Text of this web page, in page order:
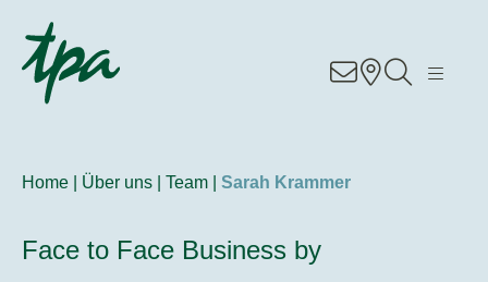
Knowhow
Branchen
Über Uns
Home | Über uns | Team | Sarah Krammer
Face to Face Business by